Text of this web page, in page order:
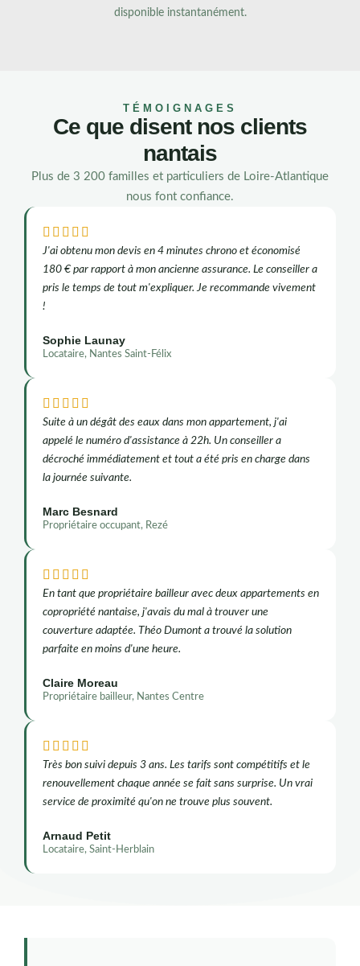
disponible instantanément.
TÉMOIGNAGES
Ce que disent nos clients
nantais
Plus de 3 200 familles et particuliers de Loire-Atlantique
nous font confiance.
    
J'ai obtenu mon devis en 4 minutes chrono et économisé
180 € par rapport à mon ancienne assurance. Le conseiller a
pris le temps de tout m'expliquer. Je recommande vivement
!
Sophie Launay
Locataire, Nantes Saint-Félix
    
Suite à un dégât des eaux dans mon appartement, j'ai
appelé le numéro d'assistance à 22h. Un conseiller a
décroché immédiatement et tout a été pris en charge dans
la journée suivante.
Marc Besnard
Propriétaire occupant, Rezé
    
En tant que propriétaire bailleur avec deux appartements en
copropriété nantaise, j'avais du mal à trouver une
couverture adaptée. Théo Dumont a trouvé la solution
parfaite en moins d'une heure.
Claire Moreau
Propriétaire bailleur, Nantes Centre
    
Très bon suivi depuis 3 ans. Les tarifs sont compétitifs et le
renouvellement chaque année se fait sans surprise. Un vrai
service de proximité qu'on ne trouve plus souvent.
Arnaud Petit
Locataire, Saint-Herblain